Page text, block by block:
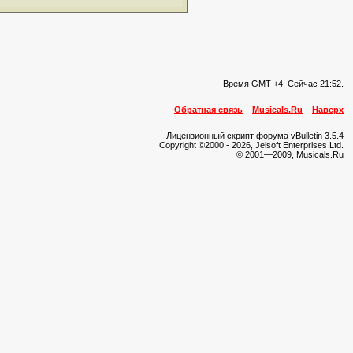
Время GMT +4. Сейчас 21:52
Обратная связь Musicals.Ru Наверх
Лицензионный скрипт форума vBulletin 3.5.4
Copyright ©2000 - 2026, Jelsoft Enterprises Ltd.
© 2001—2009, Musicals.Ru